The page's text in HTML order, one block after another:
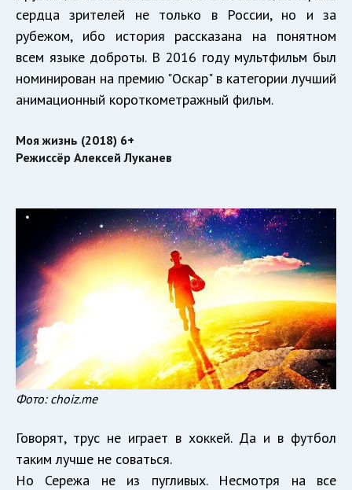
сердца зрителей не только в России, но и за
рубежом, ибо история рассказана на понятном
всем языке доброты. В 2016 году мультфильм был
номинирован на премию "Оскар" в категории лучший
анимационный короткометражный фильм.
Моя жизнь (2018) 6+
Режиссёр Алексей Луканев
Фото: choiz.me
Говорят, трус не играет в хоккей. Да и в футбол
таким лучше не соваться.
Но Сережа не из пугливых. Несмотря на все